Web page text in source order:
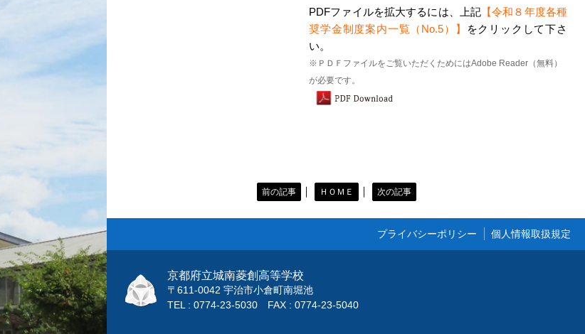
PDFファイルを拡大するには、上記 【令和８年度各種
奨学金制度案内一覧（No.5）】
をクリックして下さ
い。
※ＰＤＦファイルをご覧いただくためにはAdobe Reader（無料）
が必要です。
前の記事 ｜ ＨＯＭＥ ｜ 次の記事
個人情報取扱規定
プライバシーポリシー
京都府立城南菱創高等学校
〒611-0042 宇治市小倉町南堀池
TEL : 0774-23-5030 FAX : 0774-23-5040